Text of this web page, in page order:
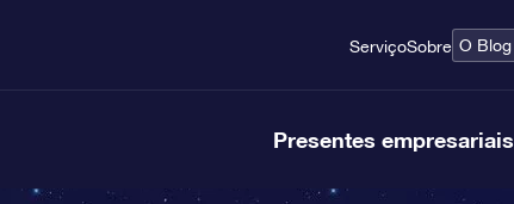
ServiçoSobre O Blog
Presentes empresariais